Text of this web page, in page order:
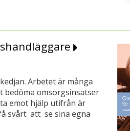
Arbetet är många
bedöma omsorgsinsatser
emot hjälp utifrån är
svårt att se sina egna